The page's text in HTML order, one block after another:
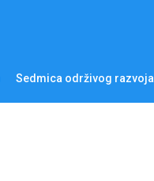
Sedmica održivog razvoja